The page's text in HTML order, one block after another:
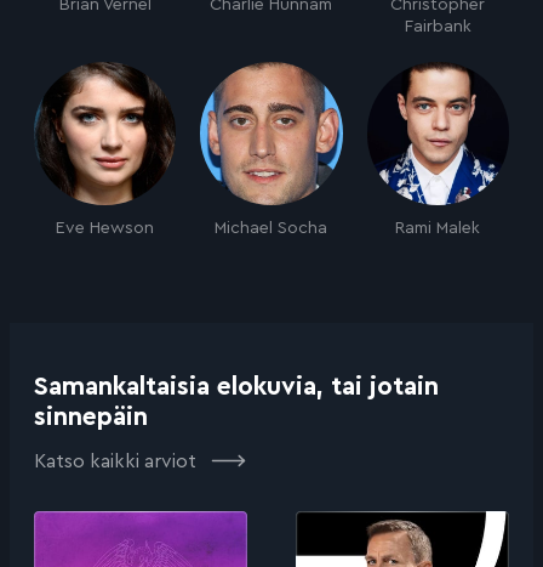
Brian Vernel Charlie Hunnam
Christopher
Fairbank
Eve Hewson Michael Socha Rami Malek
Samankaltaisia elokuvia, tai jotain
sinnepäin
Katso kaikki arviot